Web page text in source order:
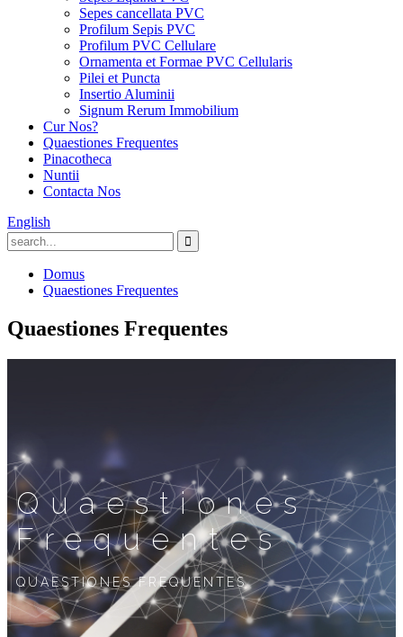
Sepes cancellata PVC
Profilum Sepis PVC
Profilum PVC Cellulare
Ornamenta et Formae PVC Cellularis
Pilei et Puncta
Insertio Aluminii
Signum Rerum Immobilium
Cur Nos?
Quaestiones Frequentes
Pinacotheca
Nuntii
Contacta Nos
English
Domus
Quaestiones Frequentes
Quaestiones Frequentes
Quaestiones
Frequentes
QUAESTIONES FREQUENTES